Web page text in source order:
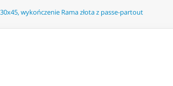
wykończenie Rama złota z passe-partout